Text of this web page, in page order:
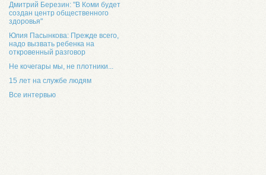
Дмитрий Березин: "В Коми будет
создан центр общественного
здоровья"
Юлия Пасынкова: Прежде всего,
надо вызвать ребенка на
откровенный разговор
Не кочегары мы, не плотники...
15 лет на службе людям
Все интервью